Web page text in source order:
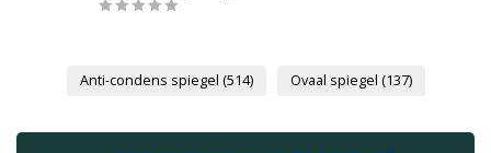
Anti-condens spiegel (514) Ovaal spiegel (137)